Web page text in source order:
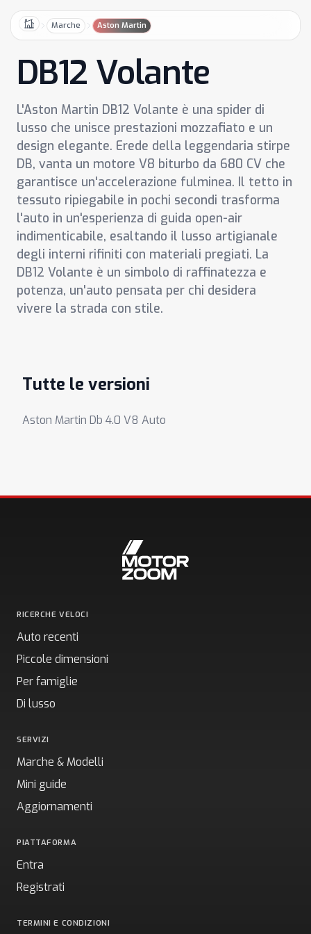
HomeMarche Aston Martin
DB12 Volante
L'Aston Martin DB12 Volante è una spider di
lusso che unisce prestazioni mozzafiato e un
design elegante. Erede della leggendaria stirpe
DB, vanta un motore V8 biturbo da 680 CV che
garantisce un'accelerazione fulminea. Il tetto in
tessuto ripiegabile in pochi secondi trasforma
l'auto in un'esperienza di guida open-air
indimenticabile, esaltando il lusso artigianale
degli interni rifiniti con materiali pregiati. La
DB12 Volante è un simbolo di raffinatezza e
potenza, un'auto pensata per chi desidera
vivere la strada con stile.
Tutte le versioni
Aston Martin Db 4.0 V8 Auto
RICERCHE VELOCI
Auto recenti
Piccole dimensioni
Per famiglie
Di lusso
SERVIZI
Marche & Modelli
Mini guide
Aggiornamenti
PIATTAFORMA
Entra
Registrati
TERMINI E CONDIZIONI